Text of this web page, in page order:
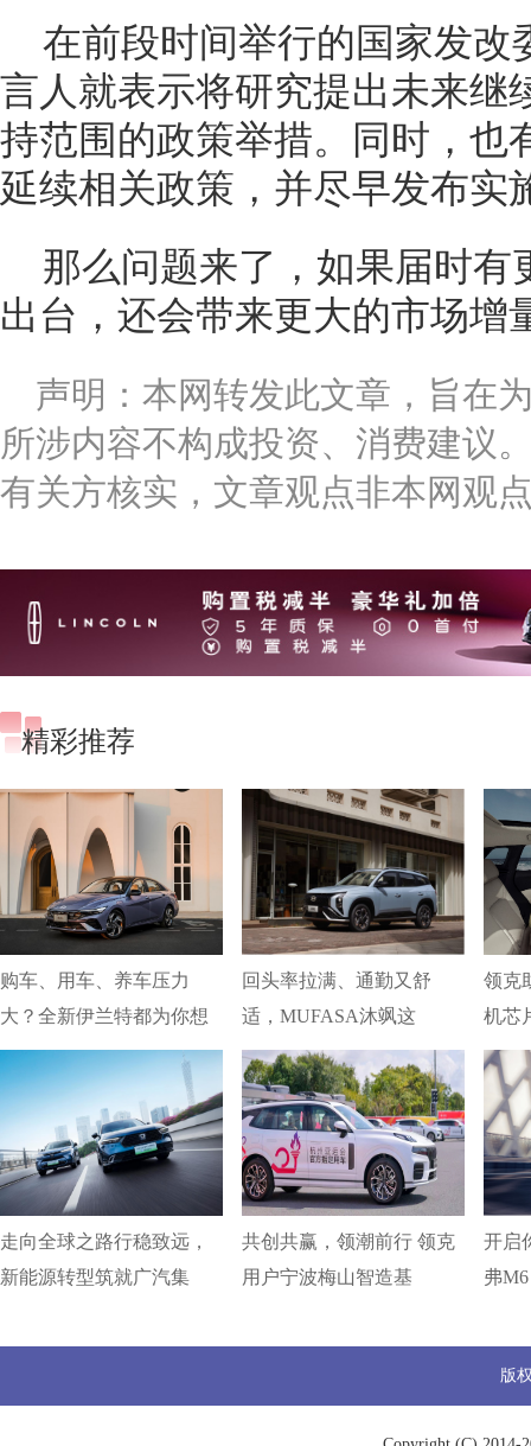
在前段时间举行的国家发改
言人就表示将研究提出未来继
持范围的政策举措。同时，也
延续相关政策，并尽早发布实
那么问题来了，如果届时有
出台，还会带来更大的市场增
声明：本网转发此文章，旨在
所涉内容不构成投资、消费建议
有关方核实，文章观点非本网观
精彩推荐
购车、用车、养车压力
大？全新伊兰特都为你想
回头率拉满、通勤又舒
适，MUFASA沐飒这
领克
机芯
走向全球之路行稳致远，
新能源转型筑就广汽集
共创共赢，领潮前行 领克
用户宁波梅山智造基
开启
弗M6
版